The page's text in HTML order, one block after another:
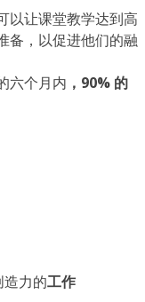
以让课堂教学达到高
备，以促进他们的融
六个月内 ，90% 的
力的工作